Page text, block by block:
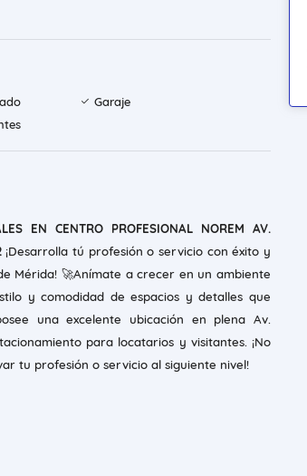
Garaje
EN CENTRO PROFESIONAL NOREM AV.
¡Desarrolla tú profesión o servicio con éxito y
Mérida! 🚀Anímate a crecer en un ambiente
y comodidad de espacios y detalles que
una excelente ubicación en plena Av.
para locatarios y visitantes. ¡No
tu profesión o servicio al siguiente nivel!